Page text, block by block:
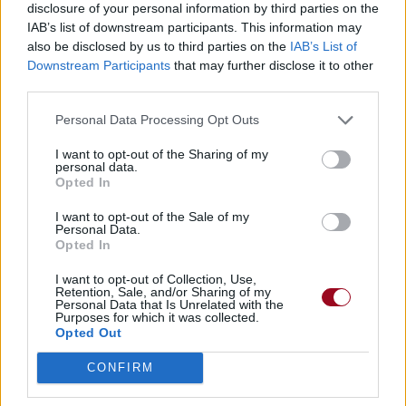
disclosure of your personal information by third parties on the
IAB’s list of downstream participants. This information may
also be disclosed by us to third parties on the IAB’s List of
Downstream Participants that may further disclose it to other
Personal Data Processing Opt Outs
I want to opt-out of the Sharing of my
personal data.
Opted In
I want to opt-out of the Sale of my
Personal Data.
Opted In
I want to opt-out of Collection, Use,
Retention, Sale, and/or Sharing of my
Personal Data that Is Unrelated with the
Purposes for which it was collected.
Opted Out
CONFIRM